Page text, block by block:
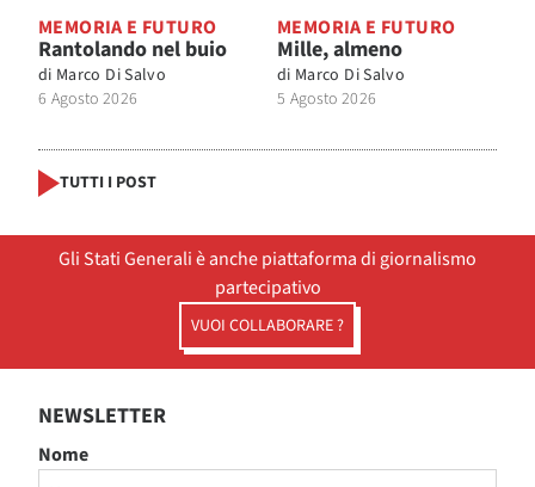
MEMORIA E FUTURO
Rantolando nel buio
di Marco Di Salvo
6 Agosto 2026
MEMORIA E FUTURO
Mille, almeno
di Marco Di Salvo
5 Agosto 2026
TUTTI I POST
Gli Stati Generali è anche piattaforma di giornalismo
partecipativo
VUOI COLLABORARE ?
NEWSLETTER
Nome